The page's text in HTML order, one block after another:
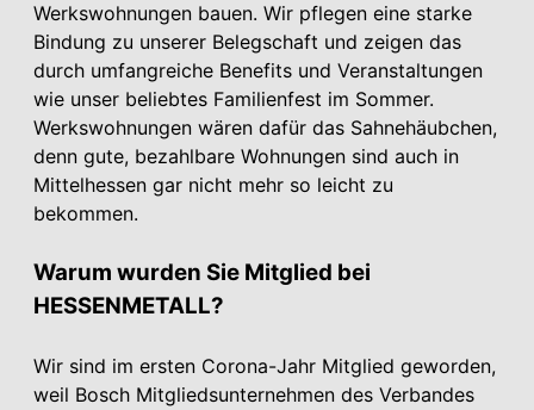
Werkswohnungen bauen. Wir pflegen eine starke
Bindung zu unserer Belegschaft und zeigen das
durch umfangreiche Benefits und Veranstaltungen
wie unser beliebtes Familienfest im Sommer.
Werkswohnungen wären dafür das Sahnehäubchen,
denn gute, bezahlbare Wohnungen sind auch in
Mittelhessen gar nicht mehr so leicht zu
bekommen.
Warum wurden Sie Mitglied bei
HESSENMETALL?
Wir sind im ersten Corona-Jahr Mitglied geworden,
weil Bosch Mitgliedsunternehmen des Verbandes